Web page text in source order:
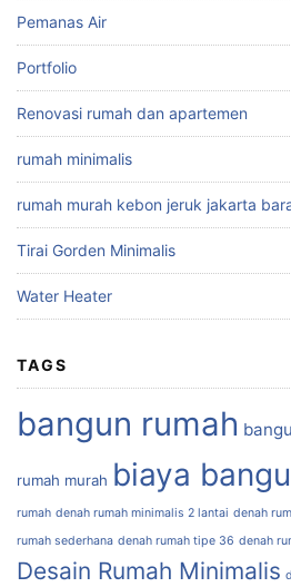
Pemanas Air
Portfolio
Renovasi rumah dan apartemen
rumah minimalis
rumah murah kebon jeruk jakarta
Tirai Gorden Minimalis
Water Heater
TAGS
bangun rumah
rumah murah biaya
rumah denah rumah minimalis 2 lantai denah
rumah sederhana denah rumah tipe 36 denah
Desain Rumah Minimalis